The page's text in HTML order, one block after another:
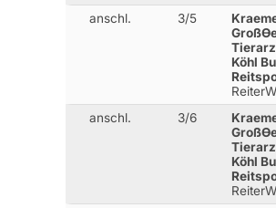
anschl. 3/5
Köhl
anschl. 3/6
Köhl